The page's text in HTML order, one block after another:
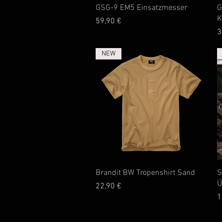
Schnellansicht
GSG-9 EM5 Einsatzmesser
Preis
59,90 €
Schnellansicht
NEW
Brandit BW Tropenshirt Sand
Preis
22,90 €